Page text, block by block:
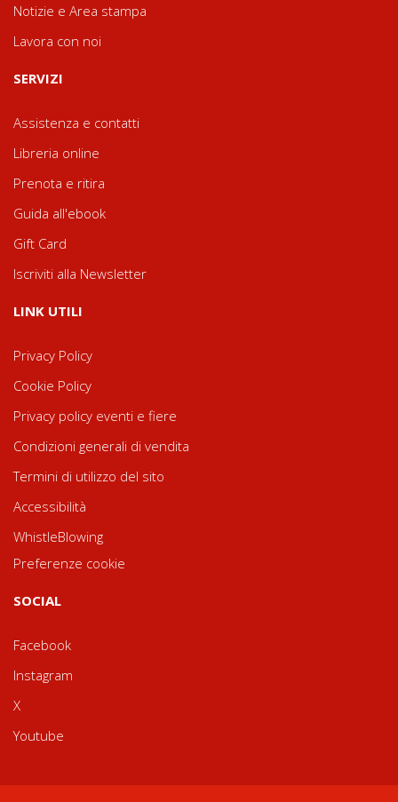
Notizie e Area stampa
Lavora con noi
SERVIZI
Assistenza e contatti
Libreria online
Prenota e ritira
Guida all'ebook
Gift Card
Iscriviti alla Newsletter
LINK UTILI
Privacy Policy
Cookie Policy
Privacy policy eventi e fiere
Condizioni generali di vendita
Termini di utilizzo del sito
Accessibilità
WhistleBlowing
Preferenze cookie
SOCIAL
Facebook
Instagram
X
Youtube